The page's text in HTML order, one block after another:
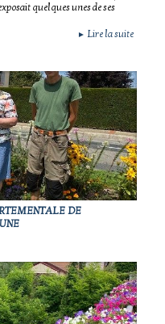
quelques unes de ses
► Lire la suite
DE